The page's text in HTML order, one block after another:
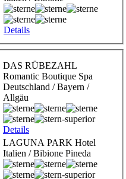
Details
DAS RÜBEZAHL
Romantic Boutique Spa
Deutschland / Bayern /
Allgäu
Details
LAGUNA PARK Hotel
Italien / Bibione Pineda